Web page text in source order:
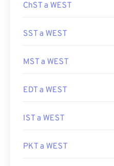
ChST a WEST
SST a WEST
MST a WEST
EDT a WEST
IST a WEST
PKT a WEST